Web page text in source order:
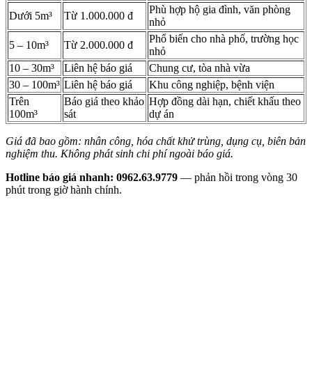
Dưới 5m³ Từ 1.000.000 đ
Phù hợp hộ gia đình, văn phòng
nhỏ
5 – 10m³
Từ 2.000.000 đ
Phổ biến cho nhà phố, trường học
nhỏ
10 – 30m³
Liên hệ báo giá
Chung cư, tòa nhà vừa
30 – 100m³ Liên hệ báo giá
Khu công nghiệp, bệnh viện
Trên
100m³
Báo giá theo khảo
sát
Hợp đồng dài hạn, chiết khấu theo
dự án
Giá đã bao gồm: nhân công, hóa chất khử trùng, dụng cụ, biên bản
nghiệm thu. Không phát sinh chi phí ngoài báo giá.
Hotline báo giá nhanh: 0962.63.9779 — phản hồi trong vòng 30
phút trong giờ hành chính.